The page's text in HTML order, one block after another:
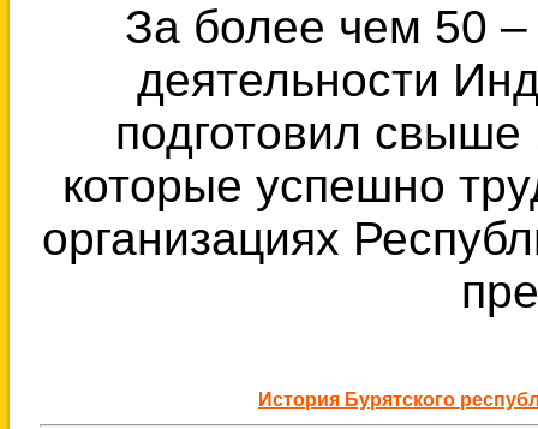
За более чем 50
деятельности
подготовил свыше
которые успешно
организациях
История Бурятского